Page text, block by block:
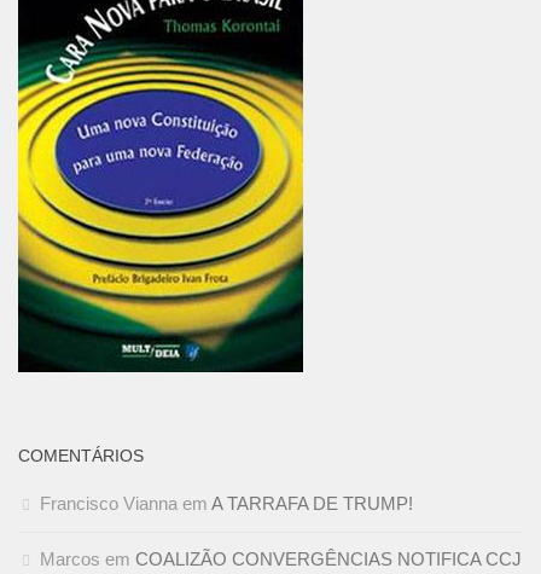
COMENTÁRIOS
Francisco Vianna em A TARRAFA DE TRUMP!
Marcos em COALIZÃO CONVERGÊNCIAS NOTIFICA CCJ